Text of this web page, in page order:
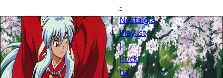
-
Nostalgia
Playlist
J
Rock
na